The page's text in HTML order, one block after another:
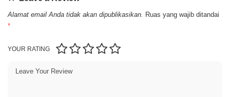
Alamat email Anda tidak akan dipublikasikan. Ruas yang wajib ditandai
*
YOUR RATING